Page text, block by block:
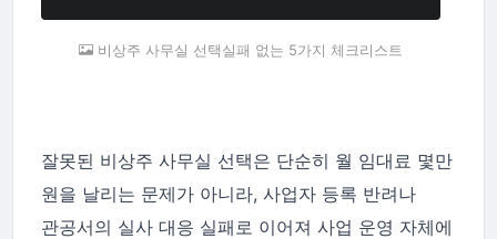
비상주 사무실 선택실패 없는 5가지 체크리스트
잘못된 비상주 사무실 선택은 단순히 월 임대료 몇만
원을 날리는 문제가 아니라, 사업자 등록 반려나
관공서의 실사 대응 실패로 이어져 사업 운영 자체에